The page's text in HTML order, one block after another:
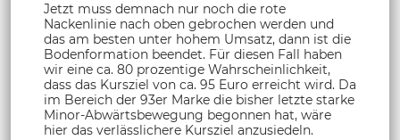
Jetzt muss demnach nur noch die rote
Nackenlinie nach oben gebrochen werden und
das am besten unter hohem Umsatz, dann ist die
Bodenformation beendet. Für diesen Fall haben
wir eine ca. 80 prozentige Wahrscheinlichkeit,
dass das Kursziel von ca. 95 Euro erreicht wird. Da
im Bereich der 93er Marke die bisher letzte starke
Minor-Abwärtsbewegung begonnen hat, wäre
hier das verlässlichere Kursziel anzusiedeln.